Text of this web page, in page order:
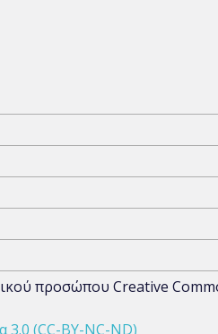
προσώπου Creative
(CC-BY-NC-ND)